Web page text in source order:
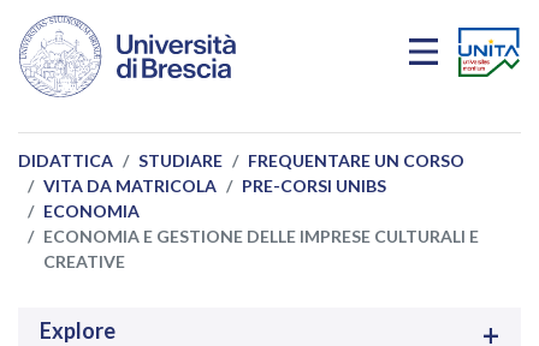
Salta al contenuto principale
DIDATTICA STUDIARE
FREQUENTARE UN CORSO
VITA DA MATRICOLA
PRE-CORSI UNIBS
ECONOMIA
ECONOMIA E GESTIONE DELLE IMPRESE CULTURALI E
CREATIVE
Explore